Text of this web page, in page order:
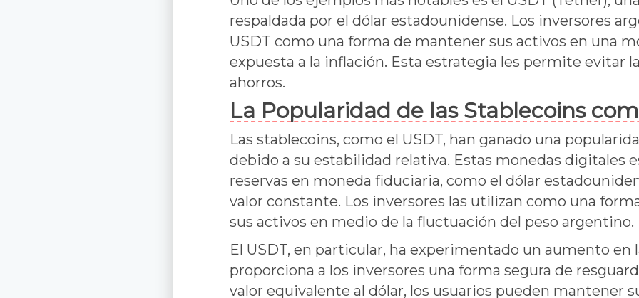
respaldada por el dólar estadounidense. Los inversores
USDT como una forma de mantener sus activos en una
expuesta a la inflación. Esta estrategia les permite evitar
ahorros.
La Popularidad de las Stablecoins
Las stablecoins, como el USDT, han ganado una
debido a su estabilidad relativa. Estas monedas digitales
reservas en moneda fiduciaria, como el dólar
valor constante. Los inversores las utilizan como una
sus activos en medio de la fluctuación del peso argentino.
El USDT, en particular, ha experimentado un aumento en
proporciona a los inversores una forma segura de
valor equivalente al dólar, los usuarios pueden mantener